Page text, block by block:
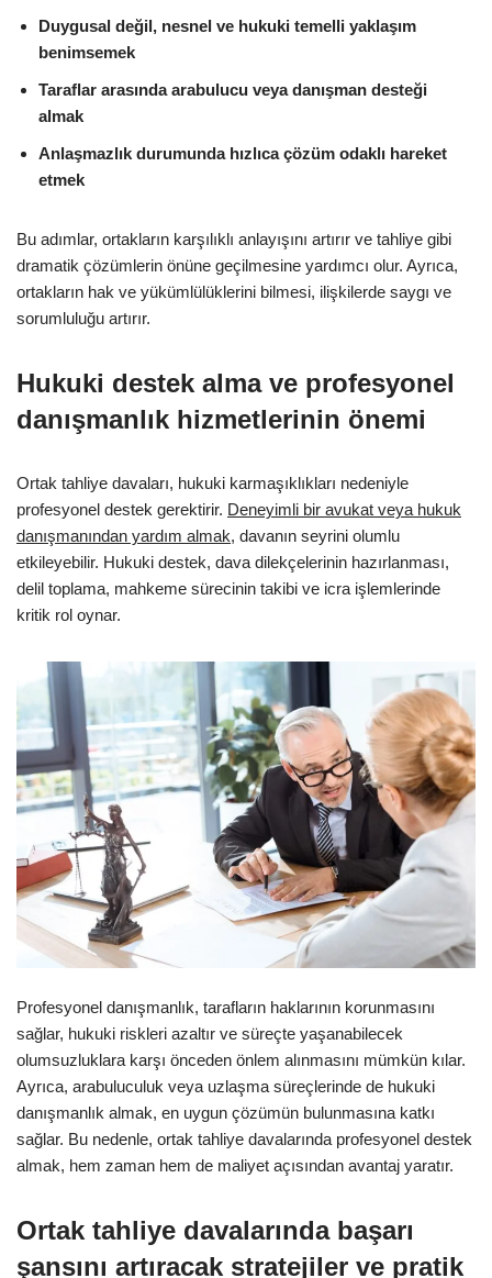
Duygusal değil, nesnel ve hukuki temelli yaklaşım
benimsemek
Taraflar arasında arabulucu veya danışman desteği
almak
Anlaşmazlık durumunda hızlıca çözüm odaklı hareket
etmek
Bu adımlar, ortakların karşılıklı anlayışını artırır ve tahliye gibi
dramatik çözümlerin önüne geçilmesine yardımcı olur. Ayrıca,
ortakların hak ve yükümlülüklerini bilmesi, ilişkilerde saygı ve
sorumluluğu artırır.
Hukuki destek alma ve profesyonel
danışmanlık hizmetlerinin önemi
Ortak tahliye davaları, hukuki karmaşıklıkları nedeniyle
profesyonel destek gerektirir. Deneyimli bir avukat veya hukuk
danışmanından yardım almak, davanın seyrini olumlu
etkileyebilir. Hukuki destek, dava dilekçelerinin hazırlanması,
delil toplama, mahkeme sürecinin takibi ve icra işlemlerinde
kritik rol oynar.
Profesyonel danışmanlık, tarafların haklarının korunmasını
sağlar, hukuki riskleri azaltır ve süreçte yaşanabilecek
olumsuzluklara karşı önceden önlem alınmasını mümkün kılar.
Ayrıca, arabuluculuk veya uzlaşma süreçlerinde de hukuki
danışmanlık almak, en uygun çözümün bulunmasına katkı
sağlar. Bu nedenle, ortak tahliye davalarında profesyonel destek
almak, hem zaman hem de maliyet açısından avantaj yaratır.
Ortak tahliye davalarında başarı
şansını artıracak stratejiler ve pratik